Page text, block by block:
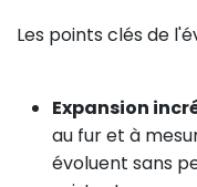
Les points clés de
Expansion
au fur et à
évoluent sans